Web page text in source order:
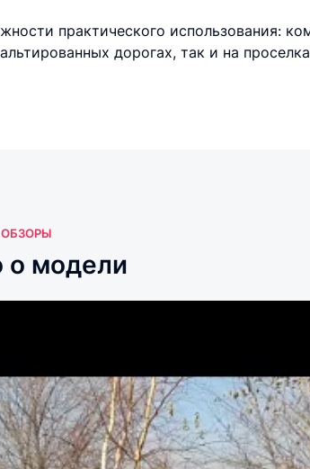
практического использования:
дорогах, так и на
ОБЗОРЫ
о модели